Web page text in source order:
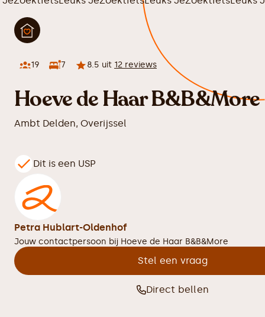
19 7 8.5 uit 12 reviews
Hoeve de Haar B&B&More
Ambt Delden, Overijssel
Dit is een USP
Petra Hublart-Oldenhof
Jouw contactpersoon bij Hoeve de Haar B&B&More
Stel een vraag
Direct bellen